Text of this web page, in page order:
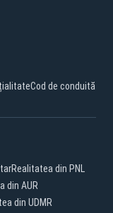
Cod de conduită
Realitatea din PNL
din AUR
din UDMR